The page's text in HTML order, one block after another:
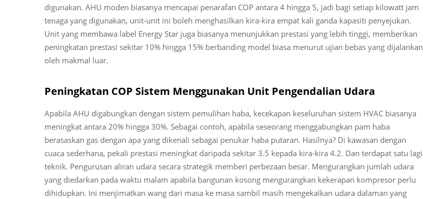
digunakan. AHU moden biasanya mencapai penarafan COP antara 4 hingga 5, jadi bagi setiap kilowatt jam
tenaga yang digunakan, unit-unit ini boleh menghasilkan kira-kira empat kali ganda kapasiti penyejukan.
Unit yang membawa label Energy Star juga biasanya menunjukkan prestasi yang lebih tinggi, memberikan
peningkatan prestasi sekitar 10% hingga 15% berbanding model biasa menurut ujian bebas yang dijalankan
oleh makmal luar.
Peningkatan COP Sistem Menggunakan Unit Pengendalian Udara
Apabila AHU digabungkan dengan sistem pemulihan haba, kecekapan keseluruhan sistem HVAC biasanya
meningkat antara 20% hingga 30%. Sebagai contoh, apabila seseorang menggabungkan pam haba
berasaskan gas dengan apa yang dikenali sebagai penukar haba putaran. Hasilnya? Di kawasan dengan
cuaca sederhana, pekali prestasi meningkat daripada sekitar 3.5 kepada kira-kira 4.2. Dan terdapat satu lagi
teknik. Pengurusan aliran udara secara strategik memberi perbezaan besar. Mengurangkan jumlah udara
yang diedarkan pada waktu malam apabila bangunan kosong mengurangkan kekerapan kompresor perlu
dihidupkan. Ini menjimatkan wang dari masa ke masa sambil masih mengekalkan udara dalaman yang